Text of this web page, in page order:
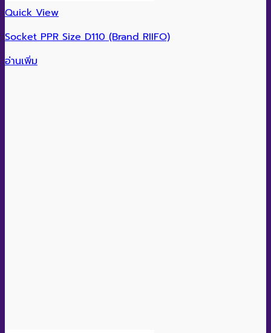
Quick View
Socket PPR Size D110 (Brand RIIFO)
อ่านเพิ่ม